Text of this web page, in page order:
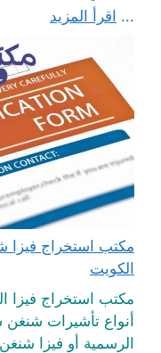
... اقرأ المزيد
الكويت
مكتب استخراج فيزا
أنواع تأشيرات شنغن
الرسمية أو فيزا